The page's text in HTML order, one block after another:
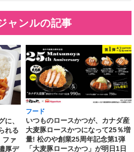
ャンルの記事
に、
れる
ファ
厚デ
フード
いつものロースかつが、カナダ産
大麦豚ロースかつになって25％増
量! 松のや創業25周年記念第1弾
「大麦豚ロースかつ」が明日1日